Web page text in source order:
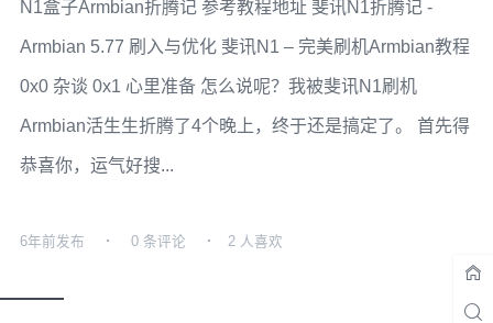
N1盒子Armbian折腾记 参考教程地址 斐讯N1折腾记 -
Armbian 5.77 刷入与优化 斐讯N1 – 完美刷机Armbian教程
0x0 杂谈 0x1 心里准备 怎么说呢？我被斐讯N1刷机
Armbian活生生折腾了4个晚上，终于还是搞定了。 首先得
恭喜你，运气好搜...
6年前发布 0 条评论 2 人喜欢